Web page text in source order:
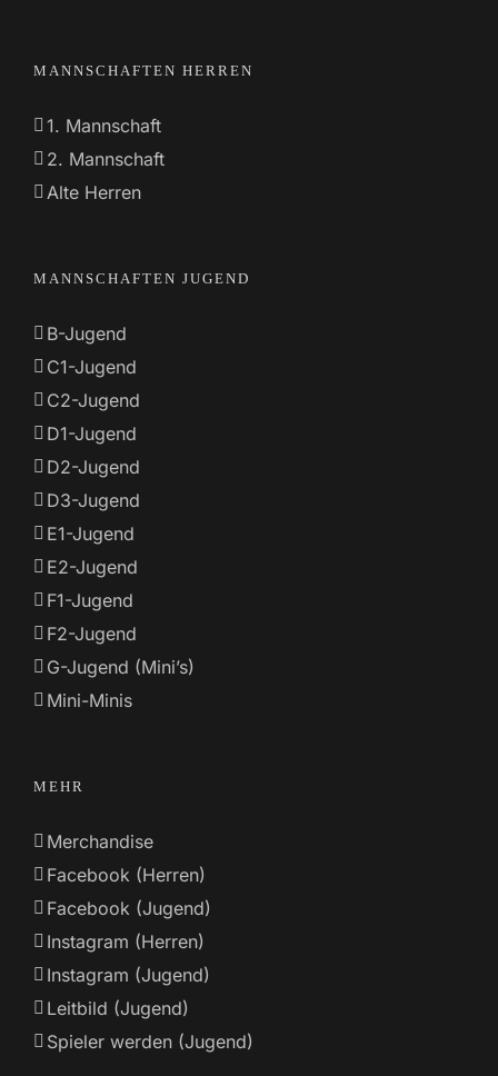
MANNSCHAFTEN HERREN
1. Mannschaft
2. Mannschaft
Alte Herren
MANNSCHAFTEN JUGEND
B-Jugend
C1-Jugend
C2-Jugend
D1-Jugend
D2-Jugend
D3-Jugend
E1-Jugend
E2-Jugend
F1-Jugend
F2-Jugend
G-Jugend (Mini’s)
Mini-Minis
MEHR
Merchandise
Facebook (Herren)
Facebook (Jugend)
Instagram (Herren)
Instagram (Jugend)
Leitbild (Jugend)
Spieler werden (Jugend)